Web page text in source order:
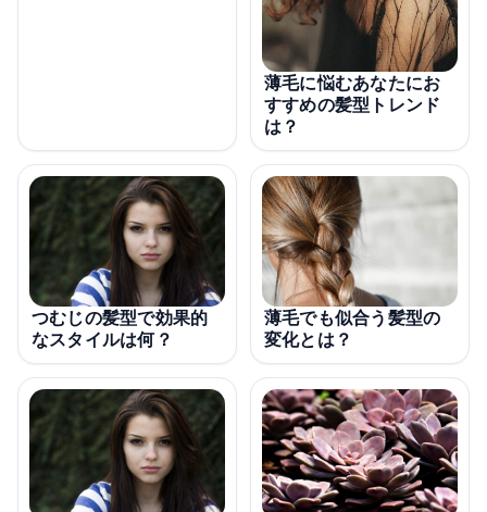
薄毛に悩むあなたにお
すすめの髪型トレンド
は？
つむじの髪型で効果的
なスタイルは何？
薄毛でも似合う髪型の
変化とは？